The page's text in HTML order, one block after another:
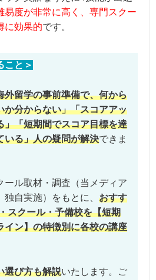
易度が非常に高く、専門スクー
に効果的です。
こと＞
外留学の事前準備で、何から
か分からない」「スコアアッ
」「短期間でスコア目標を達
いる」人の疑問が解決できま
ール取材・調査（当メディア
独自実施）をもとに、 おすす
スクール・予備校を【短期
イン】の特徴別に各校の講座
選び方も解説いたします。ご